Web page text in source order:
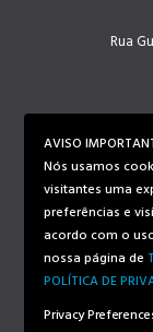
Rua
AVISO
Nós usamos
visitantes uma
preferências e
acordo com o
nossa página de
POLÍTICA DE
Privacy